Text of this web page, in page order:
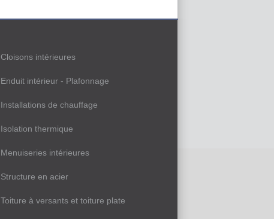
Cloisons intérieures
Enduit intérieur - Plafonnage
Installations de chauffage
Isolation thermique
Menuiseries intérieures
Structure en acier
Toiture à versants et toiture plate